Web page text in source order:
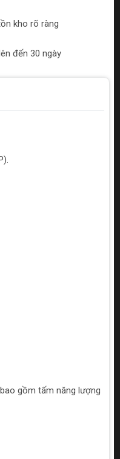
kho rõ ràng
đến 30 ngày
gồm tấm năng lượng